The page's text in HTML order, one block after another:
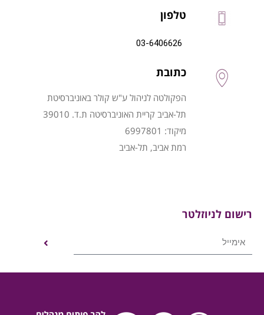
טלפון
03-6406626
כתובת
הפקולטה לניהול ע"ש קולר באוניברסיטת
תל-אביב קריית האוניברסיטה ת.ד. 39010
מיקוד: 6997801
רמת אביב, תל-אביב
רישום לניוזלטר